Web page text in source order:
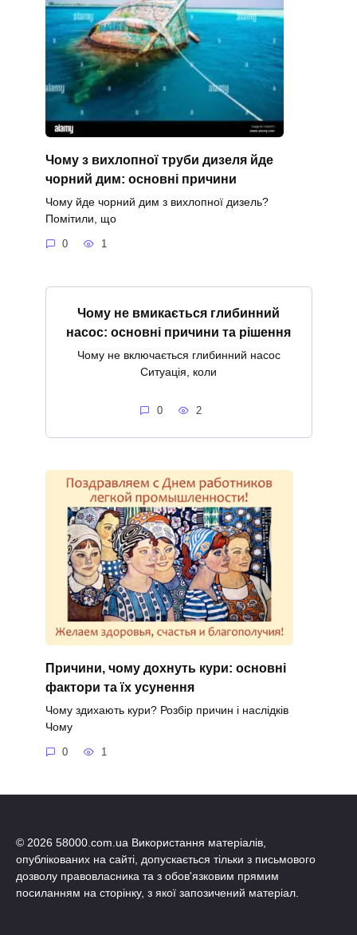
Чому з вихлопної труби дизеля йде
чорний дим: основні причини
Чому йде чорний дим з вихлопної дизель?
Помітили, що
0 1
Чому не вмикається глибинний
насос: основні причини та рішення
Чому не включається глибинний насос
Ситуація, коли
0 2
Причини, чому дохнуть кури: основні
фактори та їх усунення
Чому здихають кури? Розбір причин і наслідків
Чому
0 1
© 2026 58000.com.ua Використання матеріалів,
опублікованих на сайті, допускається тільки з письмового
дозволу правовласника та з обов'язковим прямим
посиланням на сторінку, з якої запозичений матеріал.